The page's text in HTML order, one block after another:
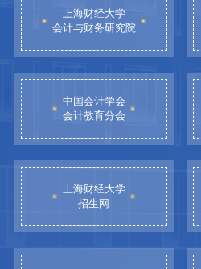
上海财经大学
会计与财务研究院
中国会计学会
会计教育分会
上海财经大学
招生网